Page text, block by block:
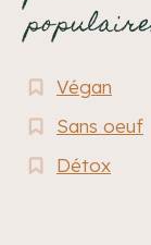
Végan
Sans oeuf
Détox